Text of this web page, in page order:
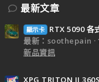
最新文章
顯示卡
RTX 5090 各
最新：soothepain
新品資訊
XPG TRITON II